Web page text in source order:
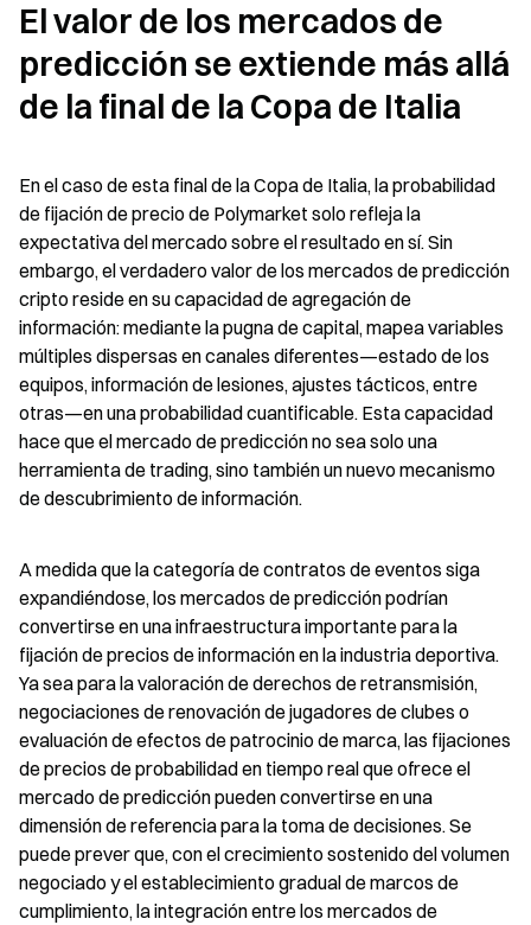
El valor de los mercados de
predicción se extiende más allá
de la final de la Copa de Italia
En el caso de esta final de la Copa de Italia, la probabilidad
de fijación de precio de Polymarket solo refleja la
expectativa del mercado sobre el resultado en sí. Sin
embargo, el verdadero valor de los mercados de predicción
cripto reside en su capacidad de agregación de
información: mediante la pugna de capital, mapea variables
múltiples dispersas en canales diferentes—estado de los
equipos, información de lesiones, ajustes tácticos, entre
otras—en una probabilidad cuantificable. Esta capacidad
hace que el mercado de predicción no sea solo una
herramienta de trading, sino también un nuevo mecanismo
de descubrimiento de información.
A medida que la categoría de contratos de eventos siga
expandiéndose, los mercados de predicción podrían
convertirse en una infraestructura importante para la
fijación de precios de información en la industria deportiva.
Ya sea para la valoración de derechos de retransmisión,
negociaciones de renovación de jugadores de clubes o
evaluación de efectos de patrocinio de marca, las fijaciones
de precios de probabilidad en tiempo real que ofrece el
mercado de predicción pueden convertirse en una
dimensión de referencia para la toma de decisiones. Se
puede prever que, con el crecimiento sostenido del volumen
negociado y el establecimiento gradual de marcos de
cumplimiento, la integración entre los mercados de